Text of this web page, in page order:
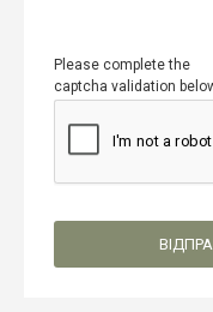
Please complete the
captcha validation